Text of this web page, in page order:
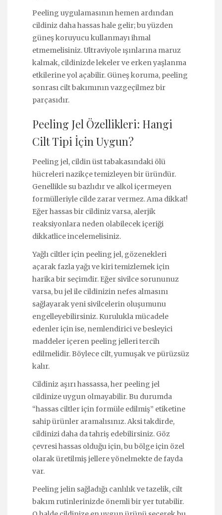
Peeling uygulamasının hemen ardından
cildiniz daha hassas hale gelir; bu yüzden
güneş koruyucu kullanmayı ihmal
etmemelisiniz. Ultraviyole ışınlarına maruz
kalmak, cildinizde lekeler ve erken yaşlanma
etkilerine yol açabilir. Güneş koruma, peeling
sonrası cilt bakımının vazgeçilmez bir
parçasıdır.
Peeling Jel Özellikleri: Hangi
Cilt Tipi İçin Uygun?
Peeling jel, cildin üst tabakasındaki ölü
hücreleri nazikçe temizleyen bir üründür.
Genellikle su bazlıdır ve alkol içermeyen
formülleriyle cilde zarar vermez. Ama dikkat!
Eğer hassas bir cildiniz varsa, alerjik
reaksiyonlara neden olabilecek içeriği
dikkatlice incelemelisiniz.
Yağlı ciltler için peeling jel, gözenekleri
açarak fazla yağı ve kiri temizlemek için
harika bir seçimdir. Eğer sivilce sorununuz
varsa, bu jel ile cildinizin nefes almasını
sağlayarak yeni sivilcelerin oluşumunu
engelleyebilirsiniz. Kurulukla mücadele
edenler için ise, nemlendirici ve besleyici
maddeler içeren peeling jelleri tercih
edilmelidir. Böylece cilt, yumuşak ve pürüzsüz
kalır.
Cildiniz aşırı hassassa, her peeling jel
cildinize uygun olmayabilir. Bu durumda
“hassas ciltler için formüle edilmiş” etiketine
sahip ürünler aramalısınız. Aksi takdirde,
cildinizi daha da tahriş edebilirsiniz. Göz
çevresi hassas olduğu için, bu bölge için özel
olarak üretilmiş jellere yönelmekte de fayda
var.
Peeling jelin sağladığı canlılık ve tazelik, cilt
bakım rutinlerinizde önemli bir yer tutabilir.